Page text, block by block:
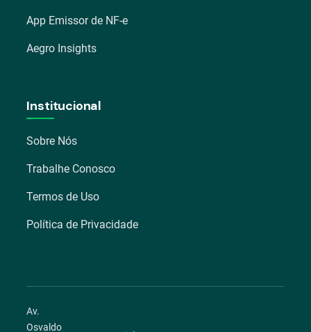
App Emissor de NF-e
Aegro Insights
Institucional
Sobre Nós
Trabalhe Conosco
Termos de Uso
Política de Privacidade
Av.
Osvaldo